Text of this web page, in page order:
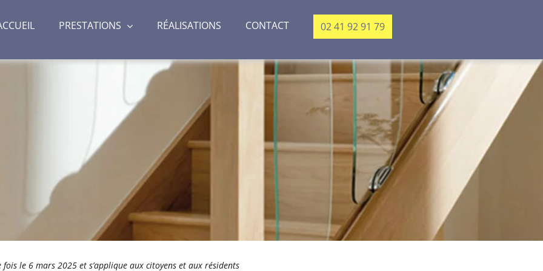
PRESTATIONS RÉALISATIONS CONTACT 02 41 92 91 79
le 6 mars 2025 et s’applique aux citoyens et aux résidents